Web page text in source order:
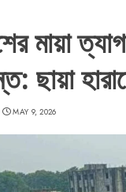
মায়া
ছায়া
MAY 9, 2026